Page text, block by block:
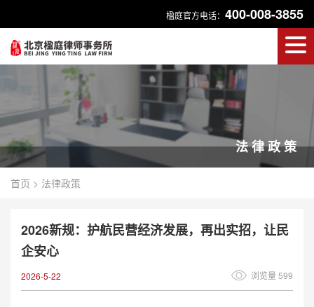
楹庭官方电话： 400-008-3855
法律政策
首页 > 法律政策
2026新规：护航民营经济发展，再出实招，让民
企安心
2026-5-22 浏览量 599